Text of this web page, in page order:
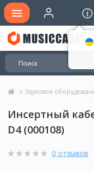
Звуковое
Инсертный
D4 (000108)
0 отзывов